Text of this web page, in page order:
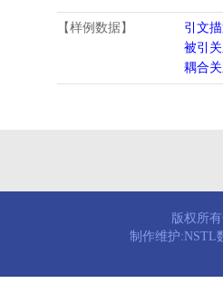
【样例数据】
引文
被引
耦合
版权所
制作维护:NSTL